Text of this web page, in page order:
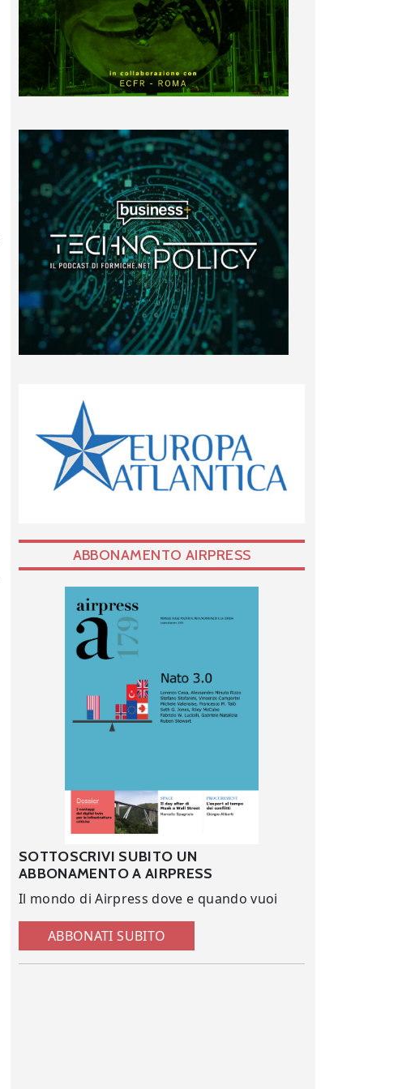
ABBONAMENTO AIRPRESS
SOTTOSCRIVI SUBITO UN
ABBONAMENTO A AIRPRESS
Il mondo di Airpress dove e quando vuoi
ABBONATI SUBITO